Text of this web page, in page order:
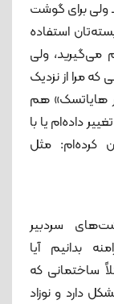
برای گوشت
استفاده
می‌گیرید، ولی
مرا از نزدیک
هایاتسک» هم
داده‌ام یا با
کرده‌ام: مثل
سردبیر
بدانیم آیا
ساختمانی که
دارد و نوزاد